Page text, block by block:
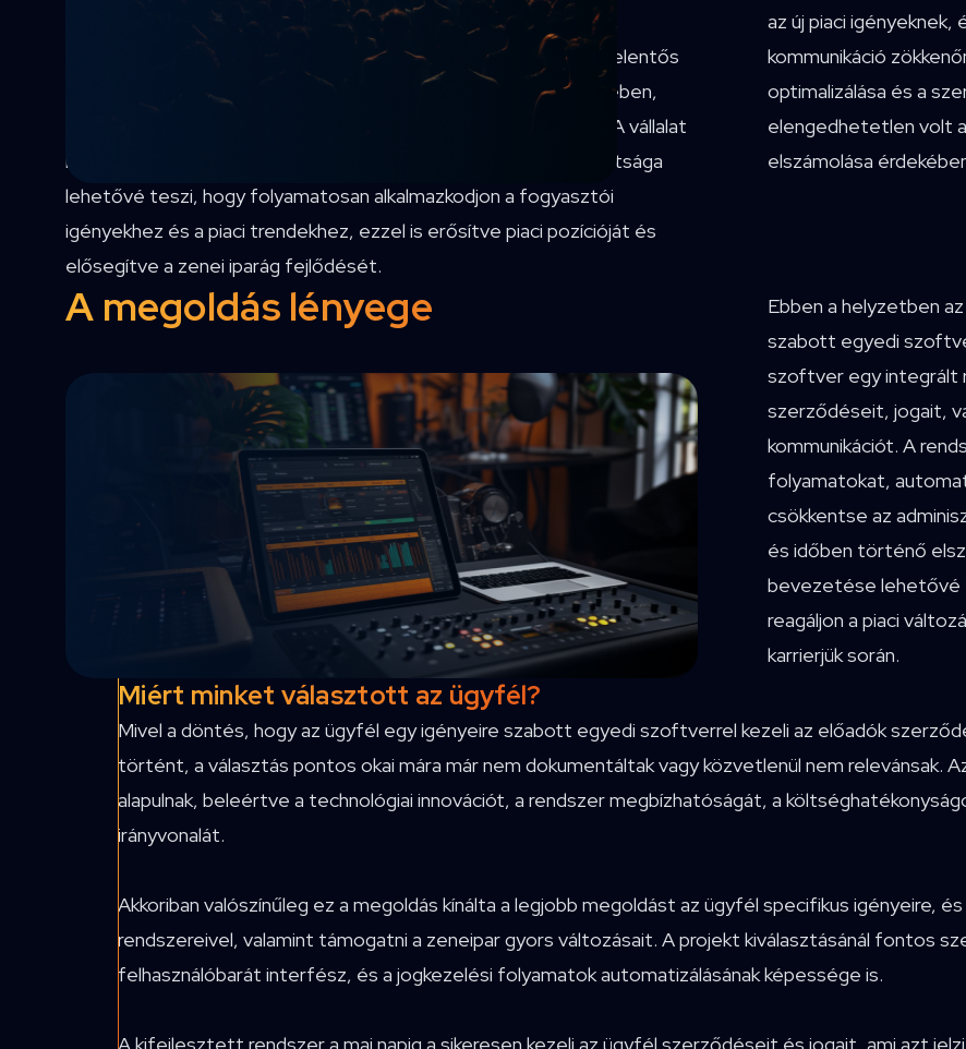
kiterjed a különböző műfajokra és generációkra.
Az ügyfél kiemelkedő helyet foglal el a globális zeneiparban, és jelentős
szerepet játszik az új művészek felfedezésében és fejlesztésében,
valamint a zenei tartalmak terjesztésében és értékesítésében.A vállalat
innovatív megközelítése és a technológiai fejlődésre való nyitottsága
lehetővé teszi, hogy folyamatosan alkalmazkodjon a fogyasztói
igényekhez és a piaci trendekhez, ezzel is erősítve piaci pozícióját és
elősegítve a zenei iparág fejlődését.
az új piaci
kommunikáció
optimalizálása és a
elengedhetetlen volt
elszámolása
A megoldás lényege
Ebben a helyzetben
szabott egyedi
szoftver egy integrált
szerződéseit, jogait,
kommunikációt. A
folyamatokat,
csökkentse az
és időben történő
bevezetése lehetővé
reagáljon a piaci
karrierjük során.
Miért minket választott az ügyfél?
Mivel a döntés, hogy az ügyfél egy igényeire szabott egyedi szoftverrel kezeli az előadók
történt, a választás pontos okai mára már nem dokumentáltak vagy közvetlenül nem relevánsak.
alapulnak, beleértve a technológiai innovációt, a rendszer megbízhatóságát, a
irányvonalát.
Akkoriban valószínűleg ez a megoldás kínálta a legjobb megoldást az ügyfél specifikus igényeire,
rendszereivel, valamint támogatni a zeneipar gyors változásait. A projekt kiválasztásánál fontos
felhasználóbarát interfész, és a jogkezelési folyamatok automatizálásának képessége is.